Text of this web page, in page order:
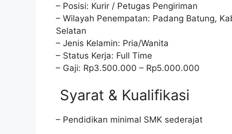
– Posisi: Kurir / Petugas Pengiriman
– Wilayah Penempatan: Padang Batung,
Selatan
– Jenis Kelamin: Pria/Wanita
– Status Kerja: Full Time
– Gaji: Rp3.500.000 – Rp5.000.000
Syarat & Kualifikasi
– Pendidikan minimal SMK sederajat